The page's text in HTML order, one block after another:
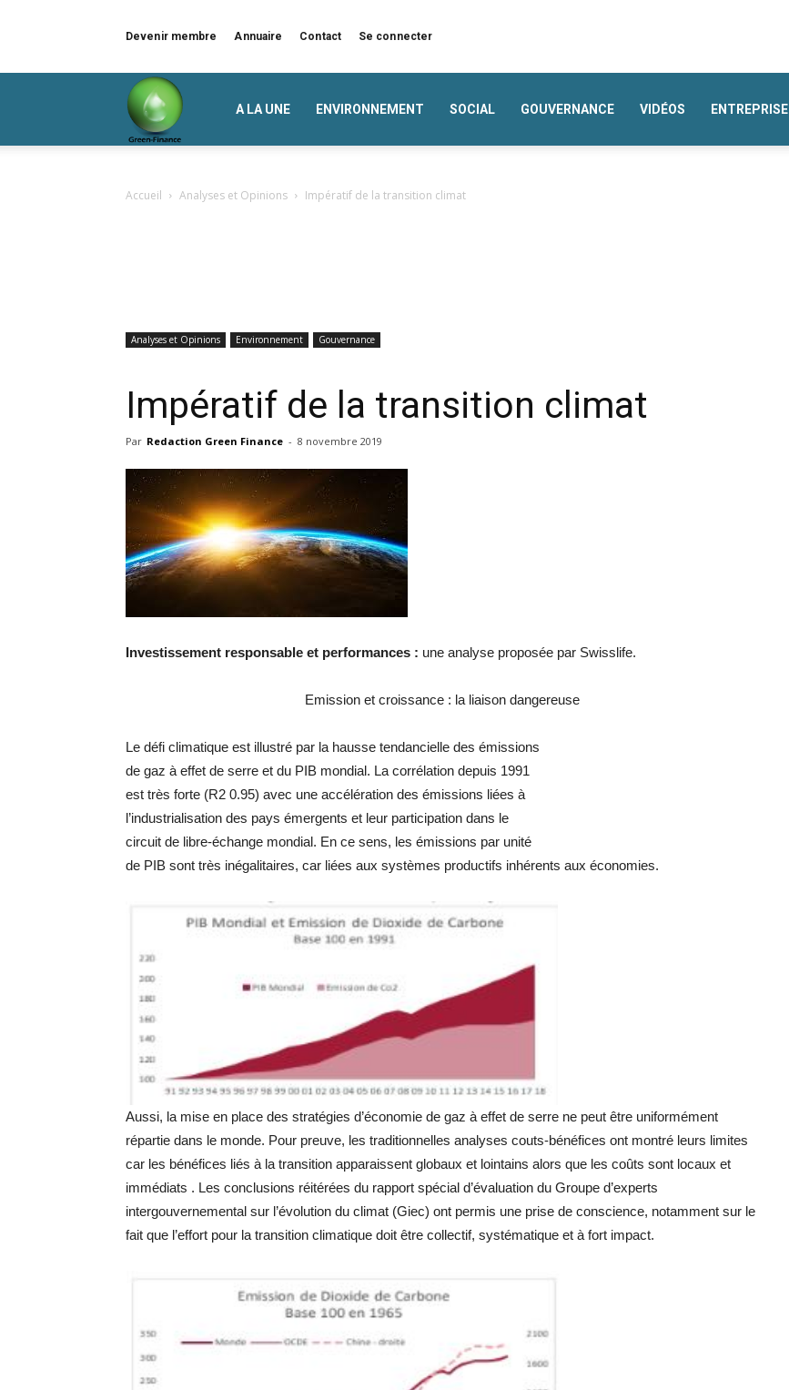
Devenir membre Annuaire Contact Se connecter
A LA UNE ENVIRONNEMENT SOCIAL GOUVERNANCE VIDÉOS ENTREPRISE
Accueil Analyses et Opinions Impératif de la transition climat
Analyses et Opinions Environnement Gouvernance
Impératif de la transition climat
Par Redaction Green Finance - 8 novembre 2019
Investissement responsable et performances : une analyse proposée par Swisslife.
Emission et croissance : la liaison dangereuse
Le défi climatique est illustré par la hausse tendancielle des émissions
de gaz à effet de serre et du PIB mondial. La corrélation depuis 1991
est très forte (R2 0.95) avec une accélération des émissions liées à
l’industrialisation des pays émergents et leur participation dans le
circuit de libre-échange mondial. En ce sens, les émissions par unité
de PIB sont très inégalitaires, car liées aux systèmes productifs inhérents aux économies.
Aussi, la mise en place des stratégies d’économie de gaz à effet de serre ne peut être uniformément
répartie dans le monde. Pour preuve, les traditionnelles analyses couts-bénéfices ont montré leurs limites
car les bénéfices liés à la transition apparaissent globaux et lointains alors que les coûts sont locaux et
immédiats . Les conclusions réitérées du rapport spécial d’évaluation du Groupe d’experts
intergouvernemental sur l’évolution du climat (Giec) ont permis une prise de conscience, notamment sur le
fait que l’effort pour la transition climatique doit être collectif, systématique et à fort impact.